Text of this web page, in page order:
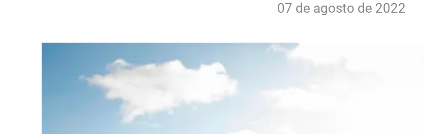
07 de agosto de 2022